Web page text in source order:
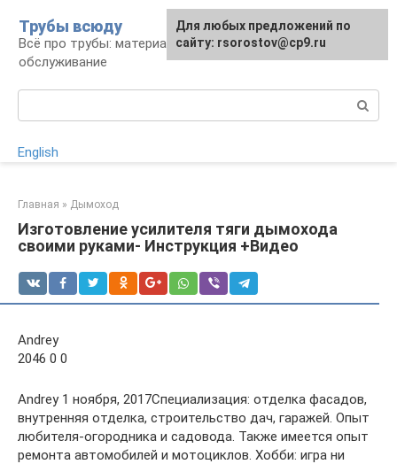
контенту
Трубы всюду
Всё про трубы: материалы, монтаж и
обслуживание
English
Главная » Дымоход
Изготовление усилителя тяги дымохода
своими руками- Инструкция +Видео
Andrey
2046 0 0
Andrey 1 ноября, 2017Специализация: отделка фасадов,
внутренняя отделка, строительство дач, гаражей. Опыт
любителя-огородника и садовода. Также имеется опыт
ремонта автомобилей и мотоциклов. Хобби: игра ни
Для любых предложений по
сайту: rsorostov@cp9.ru